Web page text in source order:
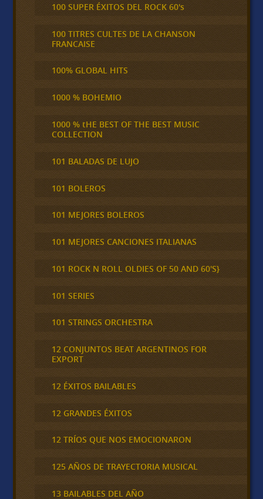
100 SUPER ÉXITOS DEL ROCK 60's
100 TITRES CULTES DE LA CHANSON
FRANCAISE
100% GLOBAL HITS
1000 % BOHEMIO
1000 % tHE BEST OF THE BEST MUSIC
COLLECTION
101 BALADAS DE LUJO
101 BOLEROS
101 MEJORES BOLEROS
101 MEJORES CANCIONES ITALIANAS
101 ROCK N ROLL OLDIES OF 50 AND 60'S}
101 SERIES
101 STRINGS ORCHESTRA
12 CONJUNTOS BEAT ARGENTINOS FOR
EXPORT
12 ÉXITOS BAILABLES
12 GRANDES ÉXITOS
12 TRÍOS QUE NOS EMOCIONARON
125 AÑOS DE TRAYECTORIA MUSICAL
13 BAILABLES DEL AÑO